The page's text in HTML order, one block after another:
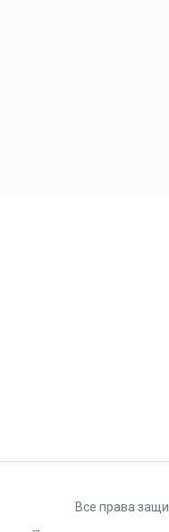
Все права